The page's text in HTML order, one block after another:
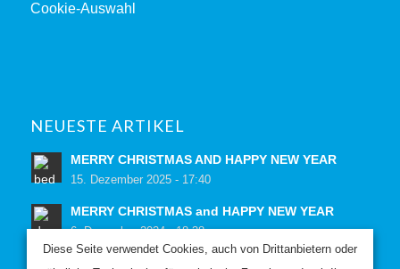
Cookie-Auswahl
NEUESTE ARTIKEL
MERRY CHRISTMAS AND HAPPY NEW YEAR
15. Dezember 2025 - 17:40
MERRY CHRISTMAS and HAPPY NEW YEAR
6. Dezember 2024 - 18:38
Diese Seite verwendet Cookies, auch von Drittanbietern oder